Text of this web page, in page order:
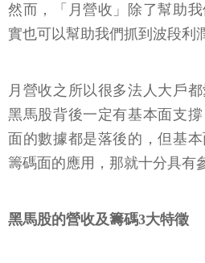
然而，「月營收」除了幫助
實也可以幫助我們抓到波段利
月營收之所以很多法人大戶
黑馬股背後一定有基本面支
面的數據都是落後的，但基
籌碼面的應用，那就十分具有
黑馬股的營收及籌碼3大特徵